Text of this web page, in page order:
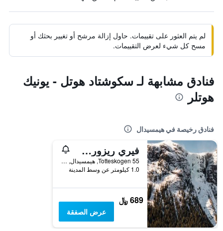
لم يتم العثور على تقييمات. حاول إزالة مرشح أو تغيير بحثك أو
مسح كل شيء لعرض التقييمات.
فنادق مشابهة لـ سكوشتاد هوتل - يونيك
هوتلر
فنادق رخيصة في هيمسيدال
فيري ريزورت هيمسيدال
Totteskogen 55, هيمسيدال, مقاطعة بوسكيرود, النرويج
1.0 كيلومتر عن وسط المدينة
689 ﷼
عرض الصفقة